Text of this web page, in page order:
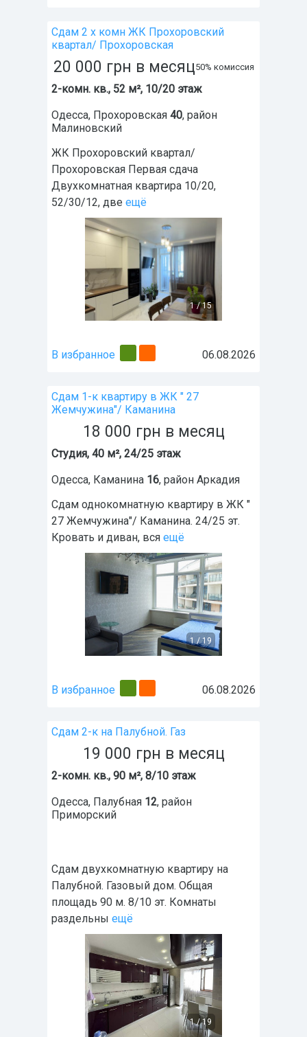
Сдам 2 х комн ЖК Прохоровский
квартал/ Прохоровская
20 000 грн в месяц50% комиссия
2-комн. кв., 52 м², 10/20 этаж
Одесса, Прохоровская 40, район
Малиновский
ЖК Прохоровский квартал/
Прохоровская Первая сдача
Двухкомнатная квартира 10/20,
52/30/12, две ещё
1/15
В избранное 06.08.2026
Сдам 1-к квартиру в ЖК " 27
Жемчужина"/ Каманина
18 000 грн в месяц
Студия, 40 м², 24/25 этаж
Одесса, Каманина 16, район Аркадия
Сдам однокомнатную квартиру в ЖК "
27 Жемчужина"/ Каманина. 24/25 эт.
Кровать и диван, вся ещё
1/19
В избранное 06.08.2026
Сдам 2-к на Палубной. Газ
19 000 грн в месяц
2-комн. кв., 90 м², 8/10 этаж
Одесса, Палубная 12, район
Приморский
Сдам двухкомнатную квартиру на
Палубной. Газовый дом. Общая
площадь 90 м. 8/10 эт. Комнаты
раздельны ещё
1/19